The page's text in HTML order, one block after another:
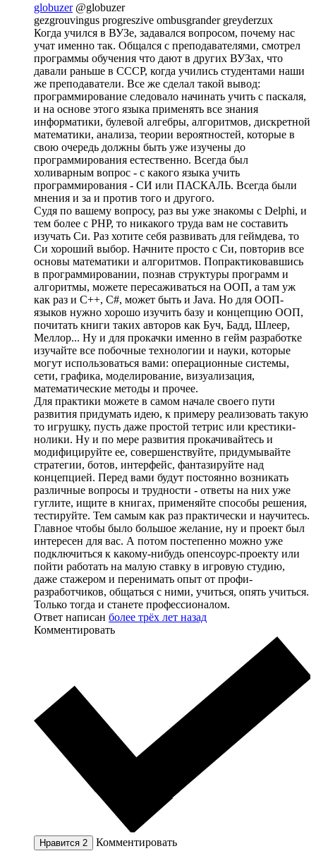
globuzer @globuzer
gezgrouvingus progreszive ombusgrander greyderzux
Когда учился в ВУЗе, задавался вопросом, почему нас
учат именно так. Общался с преподавателями, смотрел
программы обучения что дают в других ВУЗах, что
давали раньше в СССР, когда учились студентами наши
же преподаватели. Все же сделал такой вывод:
программирование следовало начинать учить с паскаля,
и на основе этого языка применять все знания
информатики, булевой алгебры, алгоритмов, дискретной
математики, анализа, теории вероятностей, которые в
свою очередь должны быть уже изучены до
программирования естественно. Всегда был
холиварным вопрос - с какого языка учить
программирования - СИ или ПАСКАЛЬ. Всегда были
мнения и за и против того и другого.
Судя по вашему вопросу, раз вы уже знакомы с Delphi, и
тем более с PHP, то никакого труда вам не составить
изучать Си. Раз хотите себя развивать для геймдева, то
Си хороший выбор. Начните просто с Си, повторив все
основы математики и алгоритмов. Попрактиковавшись
в программировании, познав структуры программ и
алгоритмы, можете пересаживаться на ООП, а там уж
как раз и C++, C#, может быть и Java. Но для ООП-
языков нужно хорошо изучить базу и концепцию ООП,
почитать книги таких авторов как Буч, Бадд, Шлеер,
Меллор... Ну и для прокачки именно в гейм разработке
изучайте все побочные технологии и науки, которые
могут использоваться вами: операционные системы,
сети, графика, моделирование, визуализация,
математические методы и прочее.
Для практики можете в самом начале своего пути
развития придумать идею, к примеру реализовать такую
то игрушку, пусть даже простой тетрис или крестики-
нолики. Ну и по мере развития прокачивайтесь и
модифицируйте ее, совершенствуйте, придумывайте
стратегии, ботов, интерфейс, фантазируйте над
концепцией. Перед вами будут постоянно возникать
различные вопросы и трудности - ответы на них уже
гуглите, ищите в книгах, применяйте способы решения,
тестируйте. Тем самым как раз практически и научитесь.
Главное чтобы было большое желание, ну и проект был
интересен для вас. А потом постепенно можно уже
подключиться к какому-нибудь опенсоурс-проекту или
пойти работать на малую ставку в игровую студию,
даже стажером и перенимать опыт от профи-
разработчиков, общаться с ними, учиться, опять учиться.
Только тогда и станете профессионалом.
Ответ написан более трёх лет назад
Комментировать
Нравится 2 Комментировать